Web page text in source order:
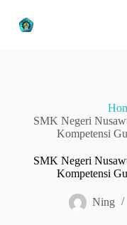
k
SMK Negeri
Kompetensi
SMK Negeri
Kompetensi
Ning